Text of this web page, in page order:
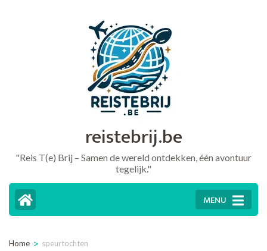
reistebrij.be
"Reis T(e) Brij – Samen de wereld ontdekken, één avontuur
tegelijk."
MENU
Home > speurtochten